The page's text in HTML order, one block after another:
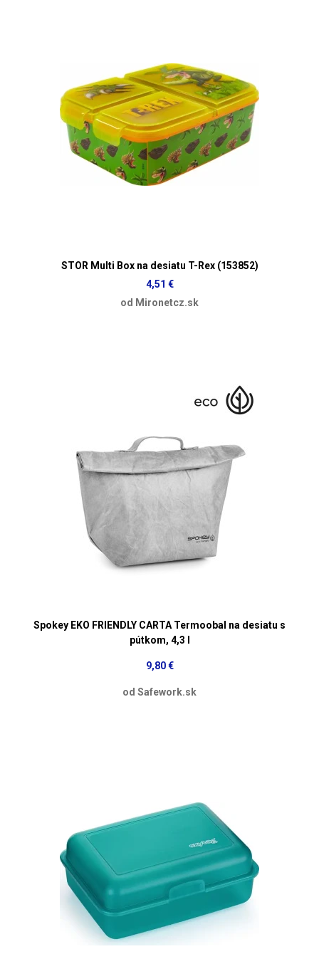
STOR Multi Box na desiatu T-Rex (153852)
4,51 €
od Mironetcz.sk
Spokey EKO FRIENDLY CARTA Termoobal na desiatu s
pútkom, 4,3 l
9,80 €
od Safework.sk